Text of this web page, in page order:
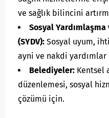
ve sağlık bilincini
Sosyal Yardımlaşma
(SYDV): Sosyal uyum,
ayni ve nakdi yardımlar
Belediyeler: Kentsel
düzenlemesi, sosyal
çözümü için.